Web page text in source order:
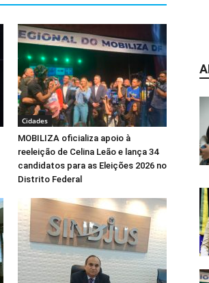
Cidades
MOBILIZA oficializa apoio à
reeleição de Celina Leão e lança 34
candidatos para as Eleições 2026 no
Distrito Federal